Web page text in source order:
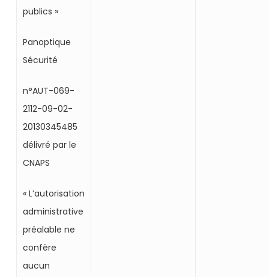
publics »
Panoptique
Sécurité
n°AUT-069-
2112-09-02-
20130345485
délivré par le
CNAPS
« L’autorisation
administrative
préalable ne
confère
aucun